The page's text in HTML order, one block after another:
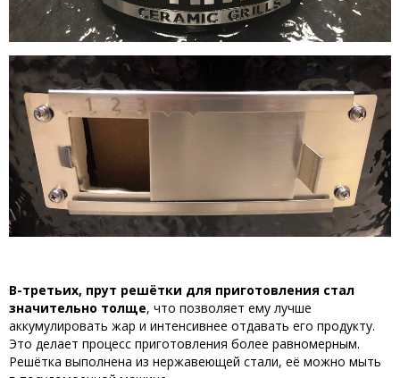
В-третьих, прут решётки для приготовления стал
значительно толще, что позволяет ему лучше
аккумулировать жар и интенсивнее отдавать его продукту.
Это делает процесс приготовления более равномерным.
Решётка выполнена из нержавеющей стали, её можно мыть